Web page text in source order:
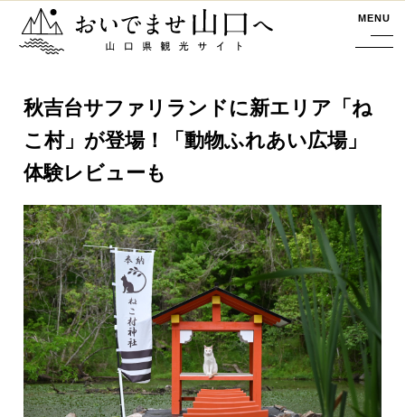
おいでませ山口へー山口県観光サイト MENU
秋吉台サファリランドに新エリア「ね
こ村」が登場！「動物ふれあい広場」
体験レビューも